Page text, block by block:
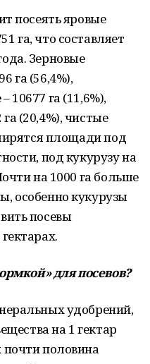
посеять яровые
га, что составляет
Зерновые
га (56,4%),
10677 га (11,6%),
(20,4%), чистые
площади под
под кукурузу на
на 1000 га больше
особенно кукурузы
посевы
для посевов?
удобрений,
на 1 гектар
половина